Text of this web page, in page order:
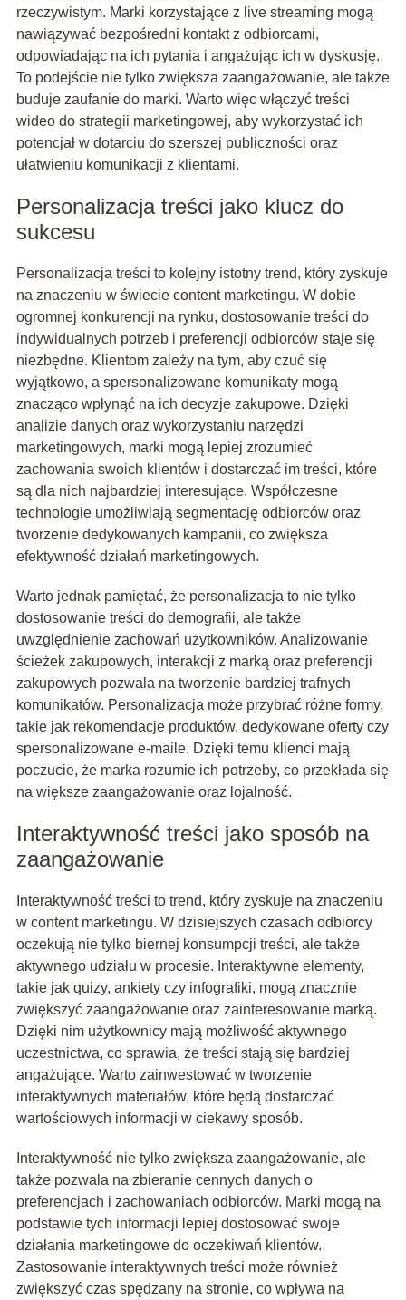
rzeczywistym. Marki korzystające z live streaming mogą
nawiązywać bezpośredni kontakt z odbiorcami,
odpowiadając na ich pytania i angażując ich w dyskusję.
To podejście nie tylko zwiększa zaangażowanie, ale także
buduje zaufanie do marki. Warto więc włączyć treści
wideo do strategii marketingowej, aby wykorzystać ich
potencjał w dotarciu do szerszej publiczności oraz
ułatwieniu komunikacji z klientami.
Personalizacja treści jako klucz do
sukcesu
Personalizacja treści to kolejny istotny trend, który zyskuje
na znaczeniu w świecie content marketingu. W dobie
ogromnej konkurencji na rynku, dostosowanie treści do
indywidualnych potrzeb i preferencji odbiorców staje się
niezbędne. Klientom zależy na tym, aby czuć się
wyjątkowo, a spersonalizowane komunikaty mogą
znacząco wpłynąć na ich decyzje zakupowe. Dzięki
analizie danych oraz wykorzystaniu narzędzi
marketingowych, marki mogą lepiej zrozumieć
zachowania swoich klientów i dostarczać im treści, które
są dla nich najbardziej interesujące. Współczesne
technologie umożliwiają segmentację odbiorców oraz
tworzenie dedykowanych kampanii, co zwiększa
efektywność działań marketingowych.
Warto jednak pamiętać, że personalizacja to nie tylko
dostosowanie treści do demografii, ale także
uwzględnienie zachowań użytkowników. Analizowanie
ścieżek zakupowych, interakcji z marką oraz preferencji
zakupowych pozwala na tworzenie bardziej trafnych
komunikatów. Personalizacja może przybrać różne formy,
takie jak rekomendacje produktów, dedykowane oferty czy
spersonalizowane e-maile. Dzięki temu klienci mają
poczucie, że marka rozumie ich potrzeby, co przekłada się
na większe zaangażowanie oraz lojalność.
Interaktywność treści jako sposób na
zaangażowanie
Interaktywność treści to trend, który zyskuje na znaczeniu
w content marketingu. W dzisiejszych czasach odbiorcy
oczekują nie tylko biernej konsumpcji treści, ale także
aktywnego udziału w procesie. Interaktywne elementy,
takie jak quizy, ankiety czy infografiki, mogą znacznie
zwiększyć zaangażowanie oraz zainteresowanie marką.
Dzięki nim użytkownicy mają możliwość aktywnego
uczestnictwa, co sprawia, że treści stają się bardziej
angażujące. Warto zainwestować w tworzenie
interaktywnych materiałów, które będą dostarczać
wartościowych informacji w ciekawy sposób.
Interaktywność nie tylko zwiększa zaangażowanie, ale
także pozwala na zbieranie cennych danych o
preferencjach i zachowaniach odbiorców. Marki mogą na
podstawie tych informacji lepiej dostosować swoje
działania marketingowe do oczekiwań klientów.
Zastosowanie interaktywnych treści może również
zwiększyć czas spędzany na stronie, co wpływa na